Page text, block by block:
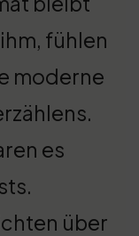
fühlen
moderne
es
über